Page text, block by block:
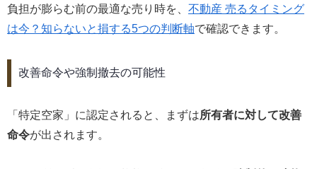
負担が膨らむ前の最適な売り時を、 不動産 売るタイミング
は今？知らないと損する5つの判断軸で確認できます。
改善命令や強制撤去の可能性
「特定空家」に認定されると、まずは所有者に対して改善
命令が出されます。